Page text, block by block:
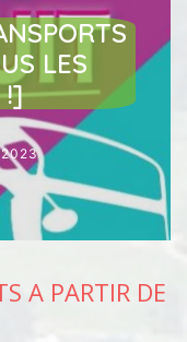
LES
!]
A PARTIR DE